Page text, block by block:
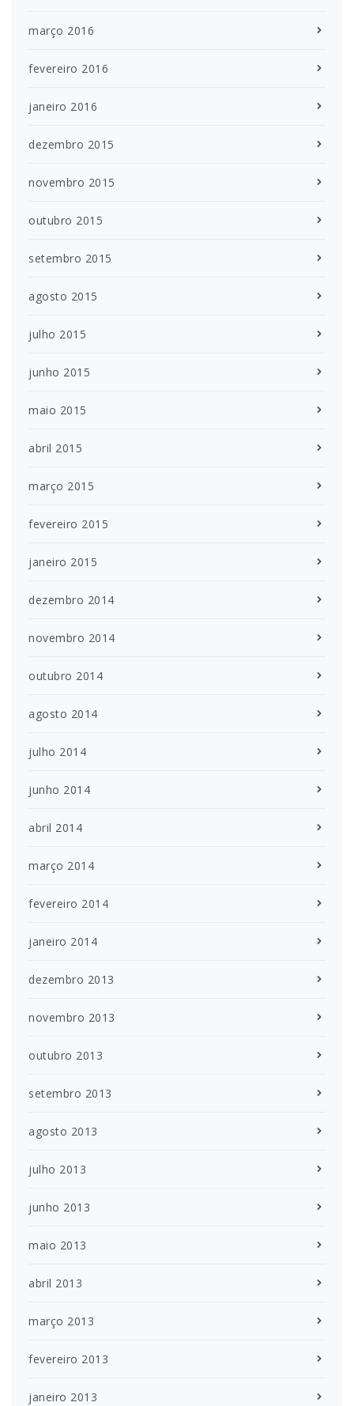
março 2016
fevereiro 2016
janeiro 2016
dezembro 2015
novembro 2015
outubro 2015
setembro 2015
agosto 2015
julho 2015
junho 2015
maio 2015
abril 2015
março 2015
fevereiro 2015
janeiro 2015
dezembro 2014
novembro 2014
outubro 2014
agosto 2014
julho 2014
junho 2014
abril 2014
março 2014
fevereiro 2014
janeiro 2014
dezembro 2013
novembro 2013
outubro 2013
setembro 2013
agosto 2013
julho 2013
junho 2013
maio 2013
abril 2013
março 2013
fevereiro 2013
janeiro 2013